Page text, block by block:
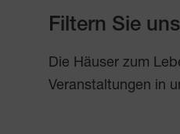
Filtern Sie
Die Häuser zum
Veranstaltungen in